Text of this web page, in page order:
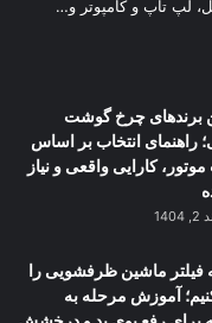
لپ تاپ و کامپوتر و…
برندهای چرخ گوشت
راهنمای انتخاب بر اساس
کارایی واقعی و نیاز
فیلتر ماشین ظرفشویی را
آموزش مرحله به